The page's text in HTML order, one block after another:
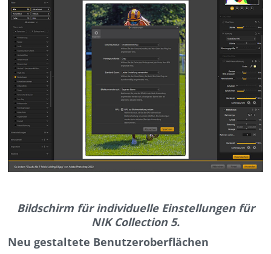
Bildschirm für individuelle Einstellungen für
NIK Collection 5.
Neu gestaltete Benutzeroberflächen